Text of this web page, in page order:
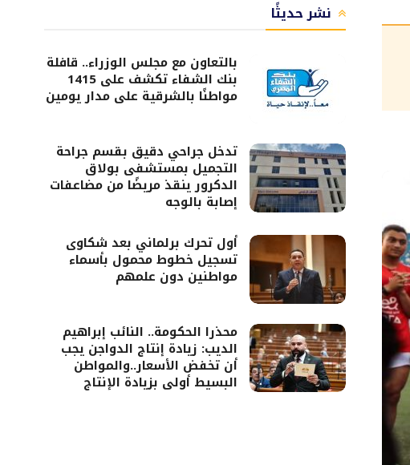
نشر حديثًا
بالتعاون مع مجلس الوزراء.. قافلة
بنك الشفاء تكشف على 1415
مواطنًا بالشرقية على مدار يومين
تدخل جراحي دقيق بقسم جراحة
التجميل بمستشفى بولاق
الدكرور ينقذ مريضًا من مضاعفات
إصابة بالوجه
أول تحرك برلماني بعد شكاوى
تسجيل خطوط محمول بأسماء
مواطنين دون علمهم
محذرا الحكومة.. النائب إبراهيم
الديب: زيادة إنتاج الدواجن يجب
أن تخفض الأسعار..والمواطن
البسيط أولى بزيادة الإنتاج